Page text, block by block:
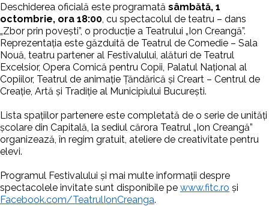
Deschiderea oficială este programată sâmbătă, 1
octombrie, ora 18:00 , cu spectacolul de teatru – dans
„Zbor prin povești”, o producție a Teatrului „Ion Creangă”.
Reprezentația este găzduită de Teatrul de Comedie – Sala
Nouă, teatru partener al Festivalului, alături de Teatrul
Excelsior, Opera Comică pentru Copii, Palatul Național al
Copiilor, Teatrul de animație Țăndărică și Creart – Centrul de
Creație, Artă și Tradiție al Municipiului București.
Lista spațiilor partenere este completată de o serie de unități
școlare din Capitală, la sediul cărora Teatrul „Ion Creangă”
organizează, în regim gratuit, ateliere de creativitate pentru
elevi.
Programul Festivalului și mai multe informații despre
spectacolele invitate sunt disponibile pe www.fitc.ro și
Facebook.com/TeatrulIonCreanga.